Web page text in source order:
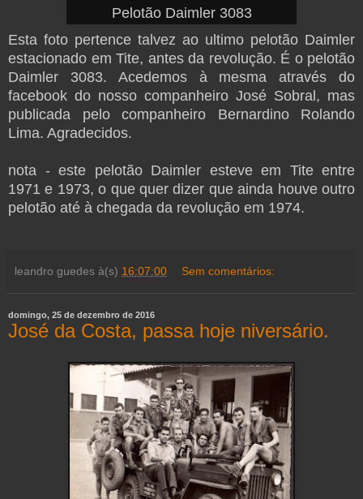
Pelotão Daimler 3083
Esta foto pertence talvez ao ultimo pelotão Daimler
estacionado em Tite, antes da revolução. É o pelotão
Daimler 3083. Acedemos à mesma através do
facebook do nosso companheiro José Sobral, mas
publicada pelo companheiro Bernardino Rolando
Lima. Agradecidos.
nota - este pelotão Daimler esteve em Tite entre
1971 e 1973, o que quer dizer que ainda houve outro
pelotão até à chegada da revolução em 1974.
leandro guedes à(s) 16:07:00 Sem comentários:
domingo, 25 de dezembro de 2016
José da Costa, passa hoje niversário.